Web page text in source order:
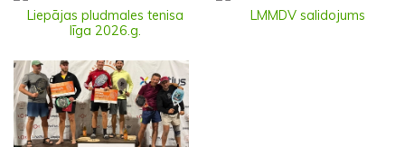
Liepājas pludmales tenisa
līga 2026.g.
LMMDV salidojums